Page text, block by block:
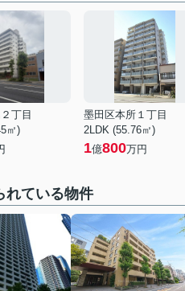
丁目
㎡)
墨田区本所１丁目
2LDK (55.76㎡)
1億800万円
れている物件